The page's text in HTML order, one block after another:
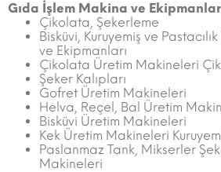
Gıda İşlem Makina ve
Çikolata, Şekerleme
Bisküvi, Kuruyemiş ve
ve Ekipmanları
Çikolata Üretim Makineleri
Şeker Kalıpları
Gofret Üretim Makineleri
Helva, Reçel, Bal Üretim
Bisküvi Üretim Makineleri
Kek Üretim Makineleri
Paslanmaz Tank, Mikserler
Makineleri